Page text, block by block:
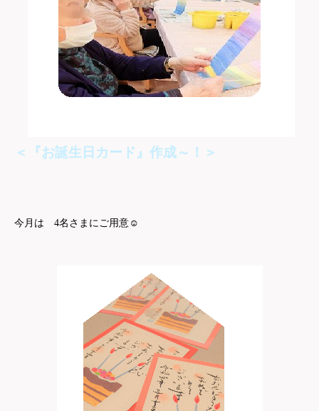
＜『お誕生日カード』作成～！＞
今月は 4名さまにご用意 ☺